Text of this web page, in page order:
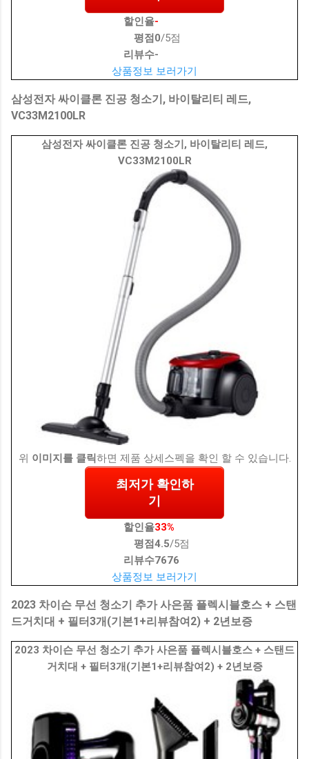
할인율-
평점 0/5점
리뷰수-
상품정보 보러가기
삼성전자 싸이클론 진공 청소기, 바이탈리티 레드,
VC33M2100LR
삼성전자 싸이클론 진공 청소기, 바이탈리티 레드,
VC33M2100LR
위 이미지를 클릭하면 제품 상세스펙을 확인 할 수 있습니다.
최저가 확인하
기
할인율33%
평점4.5/5점
리뷰수7676
상품정보 보러가기
2023 차이슨 무선 청소기 추가 사은품 플렉시블호스 + 스탠
드거치대 + 필터3개(기본1+리뷰참여2) + 2년보증
2023 차이슨 무선 청소기 추가 사은품 플렉시블호스 + 스탠드
거치대 + 필터3개(기본1+리뷰참여2) + 2년보증